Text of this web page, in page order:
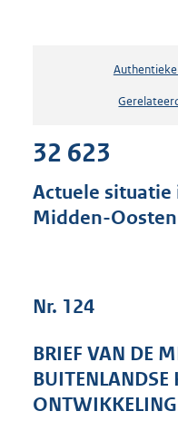
32 623
Actuele
Midden-Oosten
Nr. 124
BRIEF VAN DE
BUITENLANDSE